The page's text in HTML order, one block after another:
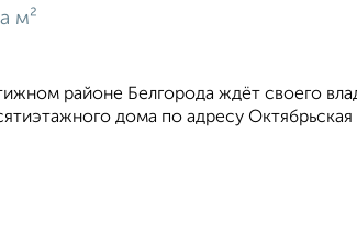
м²
районе Белгорода ждёт своего
дома по адресу